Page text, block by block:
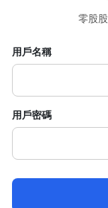
零股
用戶名稱
用戶密碼